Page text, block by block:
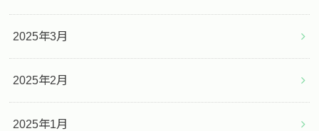
2025年3月
2025年2月
2025年1月